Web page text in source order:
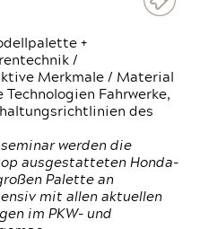
+
/
Merkmale / Material
Fahrwerke,
des
werden die
ausgestatteten Honda-
Palette an
mit allen aktuellen
im PKW- und